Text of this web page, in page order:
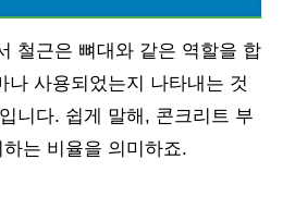
철근은 뼈대와 같은 역할을 합
나 사용되었는지 나타내는 것
니다. 쉽게 말해, 콘크리트 부
는 비율을 의미하죠.